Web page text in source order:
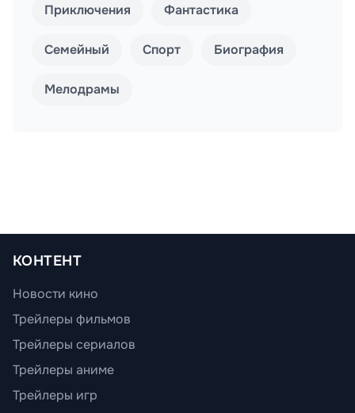
Приключения Фантастика
Семейный Спорт Биография
Мелодрамы
КОНТЕНТ
Новости кино
Трейлеры фильмов
Трейлеры сериалов
Трейлеры аниме
Трейлеры игр